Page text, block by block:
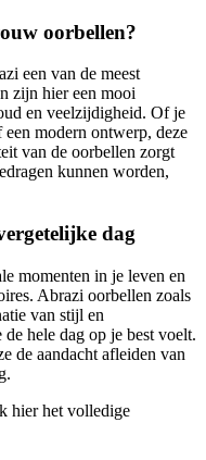
oorbellen?
een van de meest
zijn hier een mooi
en veelzijdigheid. Of je
modern ontwerp, deze
van de oorbellen zorgt
kunnen worden,
dag
momenten in je leven en
Abrazi oorbellen zoals
van stijl en
hele dag op je best voelt.
de aandacht afleiden van
hier het volledige